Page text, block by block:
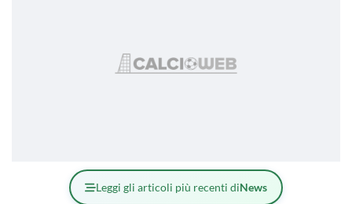
Leggi gli articoli più recenti diNews